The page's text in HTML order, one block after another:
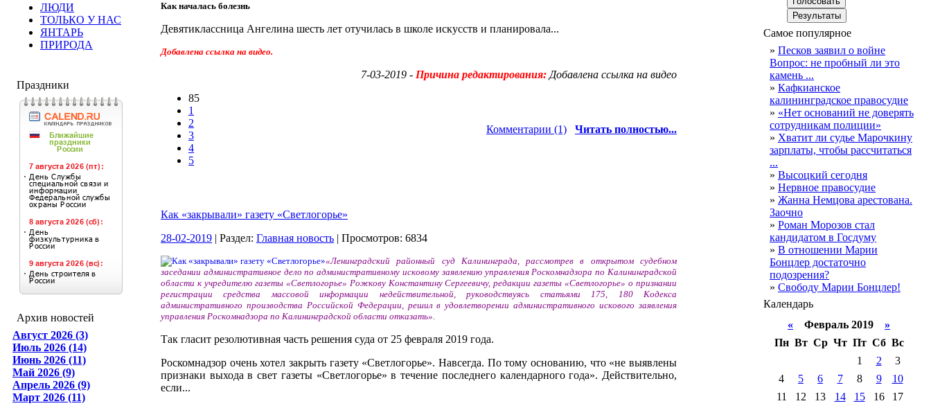
ЛЮДИ
ТОЛЬКО У НАС
ЯНТАРЬ
ПРИРОДА
Праздники
Архив новостей
Август 2026 (3)
Июль 2026 (14)
Июнь 2026 (11)
Май 2026 (9)
Апрель 2026 (9)
Март 2026 (11)
Как началась болезнь
Девятиклассница Ангелина шесть лет отучилась в школе искусств и планировала...
Добавлена ссылка на видео.
7-03-2019 - Причина редактирования: Добавлена ссылка на видео
85
1
2
3
4
5
Комментарии (1) Читать полностью...
Как «закрывали» газету «Светлогорье»
28-02-2019 | Раздел: Главная новость | Просмотров: 6834
«Ленинградский районный суд Калининграда, рассмотрев в открытом судебном
заседании административное дело по административному исковому заявлению управления Роскомнадзора по Калининградской
области к учредителю газеты «Светлогорье» Рожкову Константину Сергеевичу, редакции газеты «Светлогорье» о признании
регистрации средства массовой информации недействительной, руководствуясь статьями 175, 180 Кодекса
административного производства Российской Федерации, решил в удовлетворении административного искового заявления
управления Роскомнадзора по Калининградской области отказать».
Так гласит резолютивная часть решения суда от 25 февраля 2019 года.
Роскомнадзор очень хотел закрыть газету «Светлогорье». Навсегда. По тому основанию, что «не выявлены
признаки выхода в свет газеты «Светлогорье» в течение последнего календарного года». Действительно,
если...
Самое популярное
» Песков заявил о войне
Вопрос: не пробный ли это
камень ...
» Кафкианское
калининградское правосудие
» «Нет оснований не доверять
сотрудникам полиции»
» Хватит ли судье Марочкину
зарплаты, чтобы рассчитаться
...
» Высоцкий сегодня
» Нервное правосудие
» Жанна Немцова арестована.
Заочно
» Роман Морозов стал
кандидатом в Госдуму
» В отношении Марии
Бонцлер достаточно
подозрения?
» Свободу Марии Бонцлер!
Календарь
« Февраль 2019 »
Пн Вт Ср Чт Пт Сб Вс
1
2
3
4
5 6 7 8 9
10
11
12 13 14 15 16
17